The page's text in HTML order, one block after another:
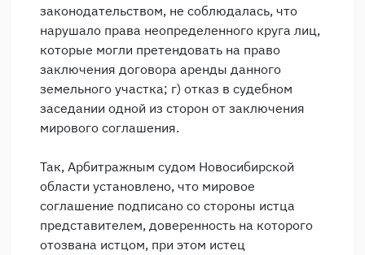
законодательством, не соблюдалась, что
нарушало права неопределенного круга лиц,
которые могли претендовать на право
заключения договора аренды данного
земельного участка; г) отказ в судебном
заседании одной из сторон от заключения
мирового соглашения.
Так, Арбитражным судом Новосибирской
области установлено, что мировое
соглашение подписано со стороны истца
представителем, доверенность на которого
отозвана истцом, при этом истец